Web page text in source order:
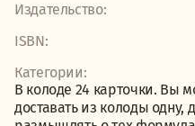
Издательство:
ISBN:
Категории:
В колоде 24 карточки. Вы
доставать из колоды одну,